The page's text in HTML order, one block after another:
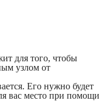
для того, чтобы
узлом от
Его нужно будет
вас место при помощи